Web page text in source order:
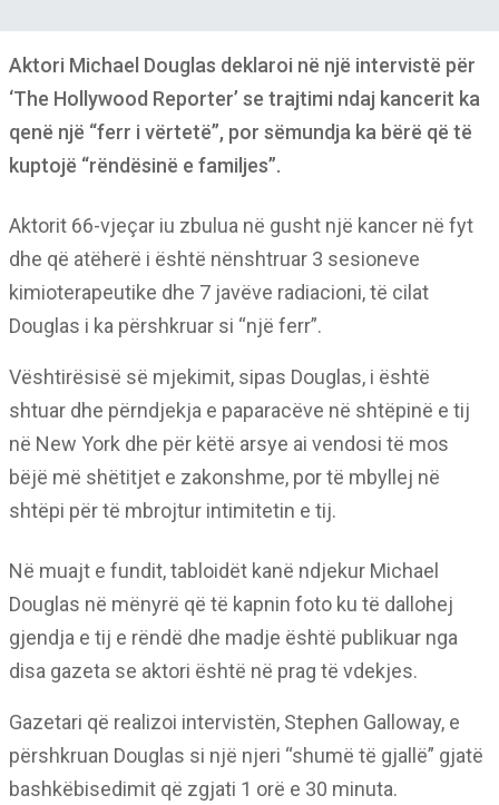
Aktori Michael Douglas deklaroi në një intervistë për
‘The Hollywood Reporter’ se trajtimi ndaj kancerit ka
qenë një “ferr i vërtetë”, por sëmundja ka bërë që të
kuptojë “rëndësinë e familjes”.
Aktorit 66-vjeçar iu zbulua në gusht një kancer në fyt
dhe që atëherë i është nënshtruar 3 sesioneve
kimioterapeutike dhe 7 javëve radiacioni, të cilat
Douglas i ka përshkruar si “një ferr”.
Vështirësisë së mjekimit, sipas Douglas, i është
shtuar dhe përndjekja e paparacëve në shtëpinë e tij
në New York dhe për këtë arsye ai vendosi të mos
bëjë më shëtitjet e zakonshme, por të mbyllej në
shtëpi për të mbrojtur intimitetin e tij.
Në muajt e fundit, tabloidët kanë ndjekur Michael
Douglas në mënyrë që të kapnin foto ku të dallohej
gjendja e tij e rëndë dhe madje është publikuar nga
disa gazeta se aktori është në prag të vdekjes.
Gazetari që realizoi intervistën, Stephen Galloway, e
përshkruan Douglas si një njeri “shumë të gjallë” gjatë
bashkëbisedimit që zgjati 1 orë e 30 minuta.